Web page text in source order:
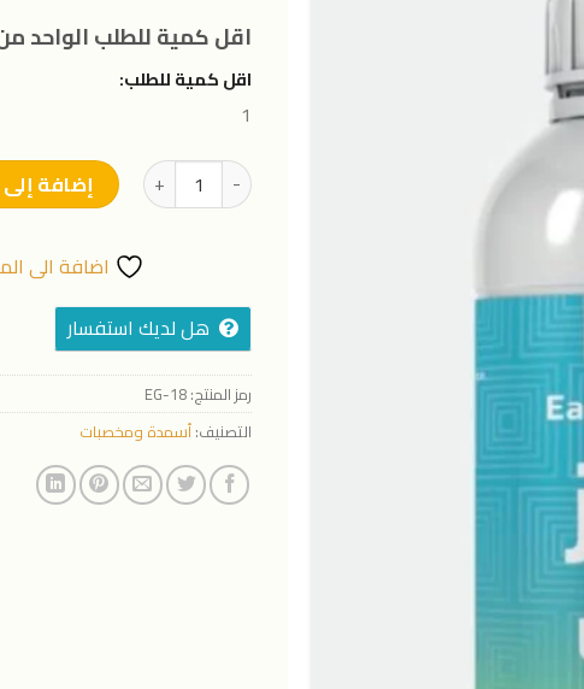
اقل كمية للطلب الواحد
اقل كمية للطلب:
1
كمية إيجلز بوت بلسإضافة
اضافة الى
هل لديك استفسار
رمز المنتج:EG-18
التصنيف:أسمدة ومخصبات